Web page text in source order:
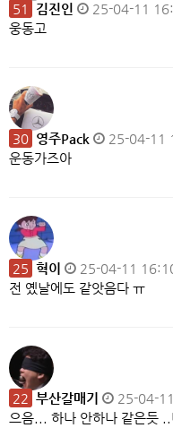
51 김진인
25-04-11
웅동고
30 영주Pack
25-04-11
운동가즈아
25 혁이
25-04-11
전 옜날에도 같앗음다 ㅠ
22 부산갈매기
25-04-
으음... 하나 안하나 같은듯